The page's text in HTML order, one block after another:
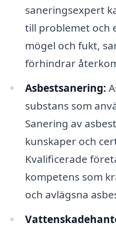
saneringsexpert
till problemet och
mögel och fukt,
förhindrar
Asbestsanering:
substans som
Sanering av
kunskaper och
Kvalificerade
kompetens som
och avlägsna